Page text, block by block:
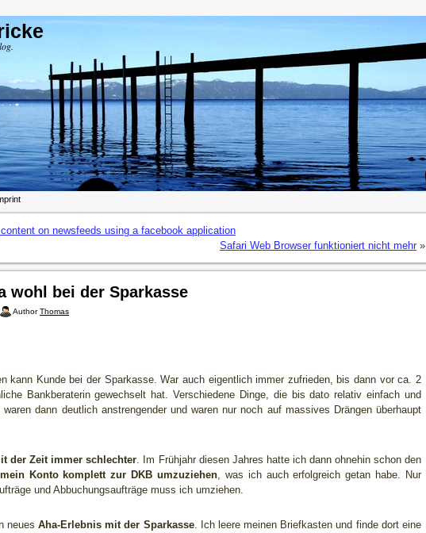
on newsfeeds using a facebook application
Safari Web Browser funktioniert nicht mehr »
wohl bei der Sparkasse
AuthorThomas
kann Kunde bei der Sparkasse. War auch eigentlich immer zufrieden, bis dann vor ca. 2
Bankberaterin gewechselt hat. Verschiedene Dinge, die bis dato relativ einfach und
dann deutlich anstrengender und waren nur noch auf massives Drängen überhaupt
der Zeit immer schlechter. Im Frühjahr diesen Jahres hatte ich dann ohnehin schon den
mein Konto komplett zur DKB umzuziehen, was ich auch erfolgreich getan habe. Nur
und Abbuchungsaufträge muss ich umziehen.
neues Aha-Erlebnis mit der Sparkasse. Ich leere meinen Briefkasten und finde dort eine